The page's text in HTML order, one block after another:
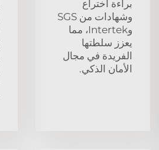
براءة اختراع
وشهادات من SGS
وIntertek، مما
يعزز سلطتها
الفريدة في مجال
الأمان الذكي.